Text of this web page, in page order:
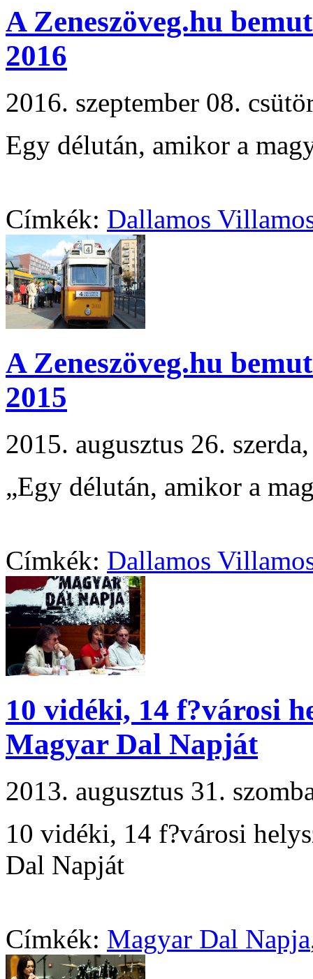
A Zeneszöveg.hu
2016
2016. szeptember 08.
Egy délután, amikor a
Címkék: Dallamos
A Zeneszöveg.hu
2015
2015. augusztus 26.
„Egy délután, amikor a
Címkék: Dallamos
10 vidéki, 14 f?városi
Magyar Dal Napját
2013. augusztus 31.
10 vidéki, 14 f?városi
Dal Napját
Címkék: Magyar Dal Napja